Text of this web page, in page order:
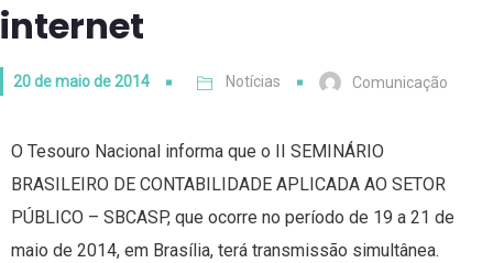
internet
20 de maio de 2014 Notícias Comunicação
O Tesouro Nacional informa que o II SEMINÁRIO
BRASILEIRO DE CONTABILIDADE APLICADA AO SETOR
PÚBLICO – SBCASP, que ocorre no período de 19 a 21 de
maio de 2014, em Brasília, terá transmissão simultânea.